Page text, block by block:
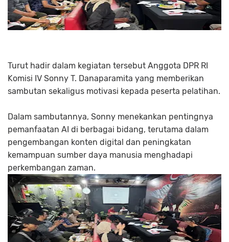
Turut hadir dalam kegiatan tersebut Anggota DPR RI
Komisi IV Sonny T. Danaparamita yang memberikan
sambutan sekaligus motivasi kepada peserta pelatihan.
Dalam sambutannya, Sonny menekankan pentingnya
pemanfaatan AI di berbagai bidang, terutama dalam
pengembangan konten digital dan peningkatan
kemampuan sumber daya manusia menghadapi
perkembangan zaman.